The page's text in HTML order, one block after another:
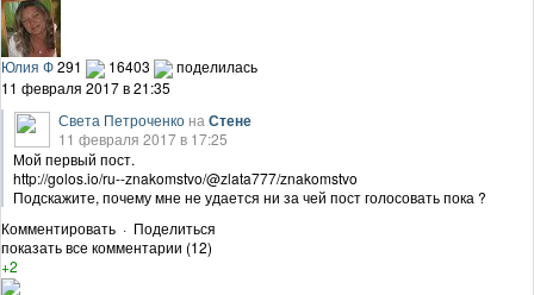
Юлия Ф291 16403
поделилась
11 февраля 2017 в 21:35
Света Петроченко на Стене
11 февраля 2017 в 17:25
Мой первый пост.
http://golos.io/ru--znakomstvo/@zlata777/znakomstvo
Подскажите, почему мне не удается ни за чей пост голосовать пока ?
Комментировать · Поделиться
показать все комментарии (12)
+2